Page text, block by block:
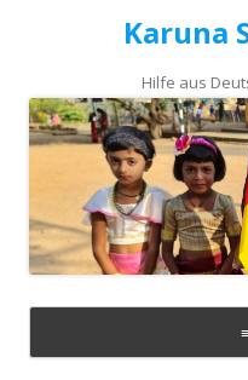
Karuna
Hilfe aus
Zum